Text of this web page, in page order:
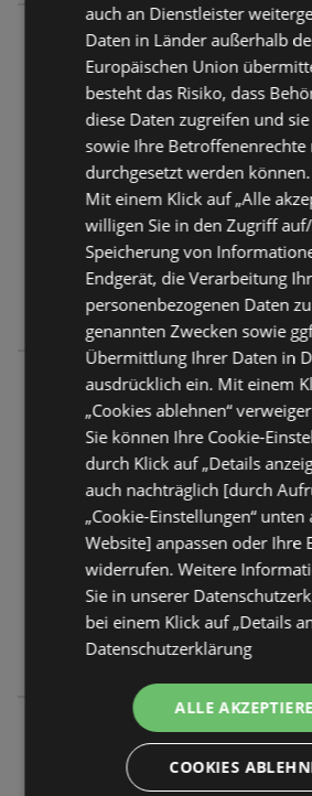
Innsbruck DEZ
Amraser-See-Straße 56a
6020 Innsbruck
ANGEBOTE: 0
FLUGBLÄTTER: 0
ENTFERNUNG: 140,01 km
Geschlossen
Montag - Freitag
09:00-19:00
Samstag
09:00-18:00
Schwaz Stadt Galerien
Andreas Hoferstraße 10
6130 Schwaz
ANGEBOTE:
0
FLUGBLÄTTER:
0
ENTFERNUNG: 159,43 km
Geschlossen
Montag - Freitag
08:30-19:00
Samstag
08:30-
Salzburger Straße 32
auch an Dienstleister
Daten in Länder außerhalb
Europäischen Union
besteht das Risiko, dass
diese Daten zugreifen und
sowie Ihre Betroffenenrechte
durchgesetzt werden können.
Mit einem Klick auf „Alle
willigen Sie in den Zugriff
Speicherung von
Endgerät, die Verarbeitung
personenbezogenen Daten
genannten Zwecken sowie
Übermittlung Ihrer Daten in
ausdrücklich ein. Mit einem
„Cookies ablehnen“
Sie können Ihre Cookie-
durch Klick auf „Details
auch nachträglich [durch
„Cookie-Einstellungen“ unten
Website] anpassen oder Ihre
widerrufen. Weitere
Sie in unserer
bei einem Klick auf „Details
Datenschutzerklärung
ALLE
COOKIES